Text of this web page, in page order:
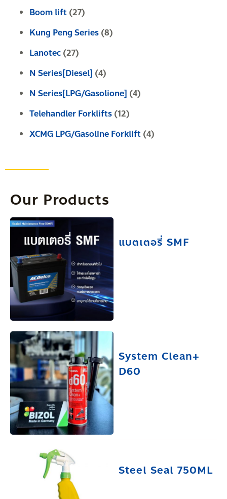
Boom lift (27)
Kung Peng Series (8)
Lanotec (27)
N Series[Diesel] (4)
N Series[LPG/Gasolione] (4)
Telehandler Forklifts (12)
XCMG LPG/Gasoline Forklift (4)
Our Products
แบตเตอรี่ SMF
System Clean+
D60
Steel Seal 750ML